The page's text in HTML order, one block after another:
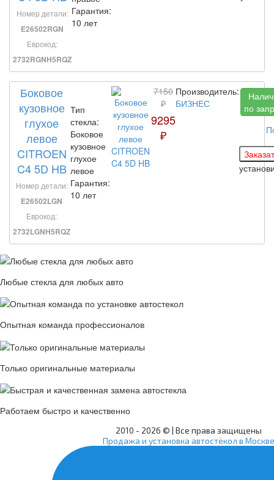
Номер детали:
E26502RGN
Еврокод:
2732RGNH5RQZ
Гарантия:
10 лет
Боковое
кузовное
глухое
левое
CITROEN
C4 5D HB
Номер детали:
E26502LGN
Еврокод:
2732LGNH5RQZ
Тип
стекла:
Боковое
кузовное
глухое
левое
Гарантия:
10 лет
7150
₽
9295
₽
Производитель:
БИЗНЕС
по
Любые стекла для любых авто
Опытная команда профессионалов
Только оригинальные материалы
Работаем быстро и качественно
2010 - 2026 © | Все права защищены
Продажа и установка автостёкол в Москве